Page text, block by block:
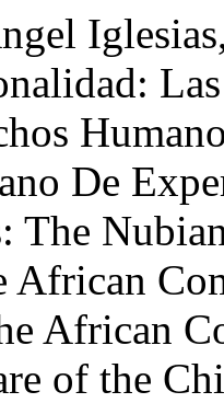
De
The
African
African
of the